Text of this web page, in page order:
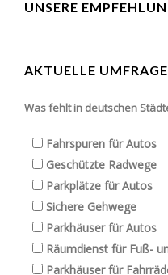
UNSERE
AKTUELLE UMFRAGE
Was fehlt in deutschen
Fahrspuren für Autos
Geschützte Radwege
Parkplätze für Autos
Sichere Gehwege
Parkhäuser für Autos
Räumdienst für Fuß-
Parkhäuser für